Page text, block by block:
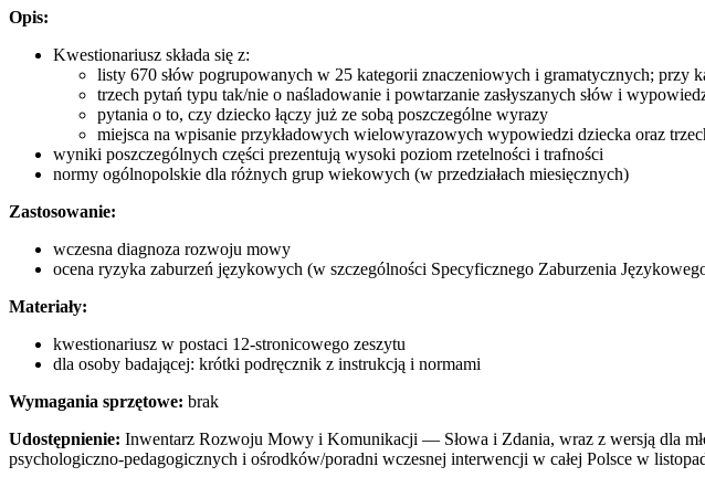
Opis:
Kwestionariusz składa się z:
listy 670 słów pogrupowanych w 25 kategorii znaczeniowych i gramatycznych; przy
trzech pytań typu tak/nie o naśladowanie i powtarzanie zasłyszanych słów i
pytania o to, czy dziecko łączy już ze sobą poszczególne wyrazy
miejsca na wpisanie przykładowych wielowyrazowych wypowiedzi dziecka oraz
wyniki poszczególnych części prezentują wysoki poziom rzetelności i trafności
normy ogólnopolskie dla różnych grup wiekowych (w przedziałach miesięcznych)
Zastosowanie:
wczesna diagnoza rozwoju mowy
ocena ryzyka zaburzeń językowych (w szczególności Specyficznego Zaburzenia
Materiały:
kwestionariusz w postaci 12-stronicowego zeszytu
dla osoby badającej: krótki podręcznik z instrukcją i normami
Wymagania sprzętowe: brak
Udostępnienie: Inwentarz Rozwoju Mowy i Komunikacji — Słowa i Zdania, wraz z wersją dla
psychologiczno-pedagogicznych i ośrodków/poradni wczesnej interwencji w całej Polsce w